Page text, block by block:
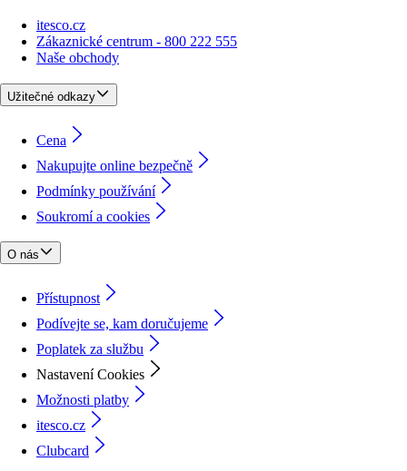
itesco.cz
Zákaznické centrum - 800 222 555
Naše obchody
Užitečné odkazy
Cena
Nakupujte online bezpečně
Podmínky používání
Soukromí a cookies
O nás
Přístupnost
Podívejte se, kam doručujeme
Poplatek za službu
Nastavení Cookies
Možnosti platby
itesco.cz
Clubcard